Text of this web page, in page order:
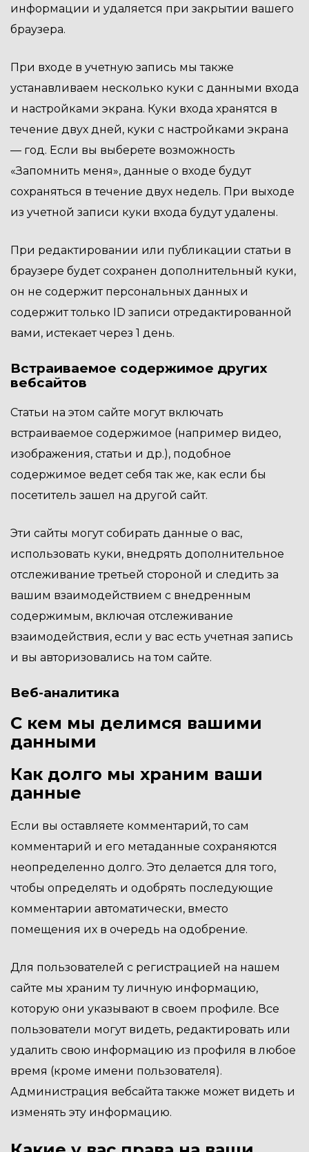
информации и удаляется при закрытии вашего
браузера.
При входе в учетную запись мы также
устанавливаем несколько куки с данными входа
и настройками экрана. Куки входа хранятся в
течение двух дней, куки с настройками экрана
— год. Если вы выберете возможность
«Запомнить меня», данные о входе будут
сохраняться в течение двух недель. При выходе
из учетной записи куки входа будут удалены.
При редактировании или публикации статьи в
браузере будет сохранен дополнительный куки,
он не содержит персональных данных и
содержит только ID записи отредактированной
вами, истекает через 1 день.
Встраиваемое содержимое других
вебсайтов
Статьи на этом сайте могут включать
встраиваемое содержимое (например видео,
изображения, статьи и др.), подобное
содержимое ведет себя так же, как если бы
посетитель зашел на другой сайт.
Эти сайты могут собирать данные о вас,
использовать куки, внедрять дополнительное
отслеживание третьей стороной и следить за
вашим взаимодействием с внедренным
содержимым, включая отслеживание
взаимодействия, если у вас есть учетная запись
и вы авторизовались на том сайте.
Веб-аналитика
С кем мы делимся вашими
данными
Как долго мы храним ваши
данные
Если вы оставляете комментарий, то сам
комментарий и его метаданные сохраняются
неопределенно долго. Это делается для того,
чтобы определять и одобрять последующие
комментарии автоматически, вместо
помещения их в очередь на одобрение.
Для пользователей с регистрацией на нашем
сайте мы храним ту личную информацию,
которую они указывают в своем профиле. Все
пользователи могут видеть, редактировать или
удалить свою информацию из профиля в любое
время (кроме имени пользователя).
Администрация вебсайта также может видеть и
изменять эту информацию.